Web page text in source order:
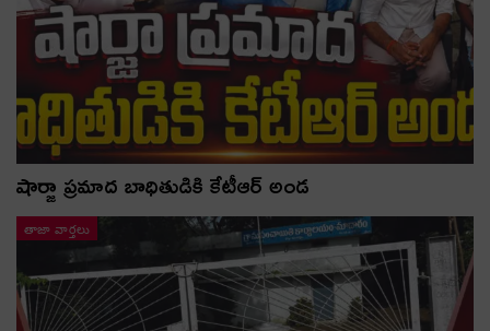
షార్జా ప్రమాద బాధితుడికి కేటీఆర్ అండ
తాజా వార్తలు